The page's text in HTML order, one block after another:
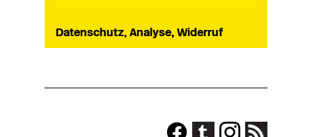
Datenschutz, Analyse, Widerruf